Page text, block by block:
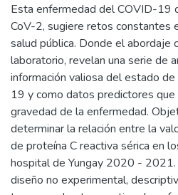
Esta enfermedad del COVID-19
CoV-2, sugiere retos constantes
salud pública. Donde el abordaje
laboratorio, revelan una serie de
información valiosa del estado
19 y como datos predictores que
gravedad de la enfermedad.
determinar la relación entre la
de proteína C reactiva sérica en
hospital de Yungay 2020 -
diseño no experimental,